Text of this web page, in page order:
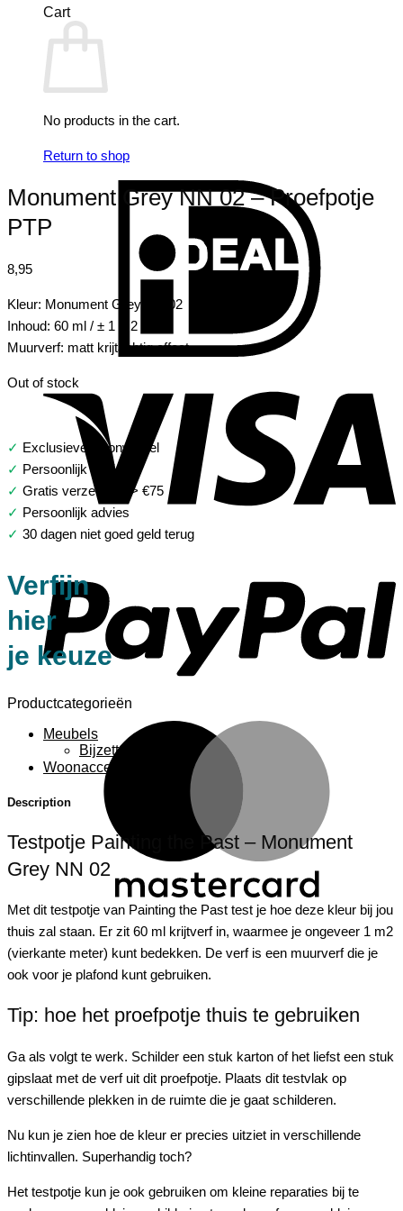
Cart
No products in the cart.
Return to shop
Monument Grey NN 02 – Proefpotje
PTP
8,95
Kleur: Monument Grey NN 02
Inhoud: 60 ml / ± 1 m2
Muurverf: matt krijtachtig effect
Out of stock
✓ Exclusieve woonwinkel
✓ Persoonlijk advies
✓ Gratis verzending > €75
✓ Persoonlijk advies
✓ 30 dagen niet goed geld terug
Verfijn
hier
je keuze
Productcategorieën
Meubels
Bijzettafels
Woonaccessoires
Description
Testpotje Painting the Past – Monument
Grey NN 02
Met dit testpotje van Painting the Past test je hoe deze kleur bij jou
thuis zal staan. Er zit 60 ml krijtverf in, waarmee je ongeveer 1 m2
(vierkante meter) kunt bedekken. De verf is een muurverf die je
ook voor je plafond kunt gebruiken.
Tip: hoe het proefpotje thuis te gebruiken
Ga als volgt te werk. Schilder een stuk karton of het liefst een stuk
gipslaat met de verf uit dit proefpotje. Plaats dit testvlak op
verschillende plekken in de ruimte die je gaat schilderen.
Nu kun je zien hoe de kleur er precies uitziet in verschillende
lichtinvallen. Superhandig toch?
Het testpotje kun je ook gebruiken om kleine reparaties bij te